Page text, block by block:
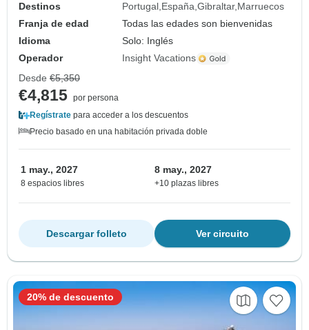
Destinos
Portugal España Gibraltar Marruecos
Franja de edad
Todas las edades son bienvenidas
Idioma
Solo: Inglés
Operador
Insight Vacations
Desde €5,350
€4,815 por persona
Regístrate para acceder a los descuentos
Precio basado en una habitación privada doble
1 may., 2027
8 espacios libres
8 may., 2027
+10 plazas libres
Ver circuito
Descargar folleto
20% de descuento